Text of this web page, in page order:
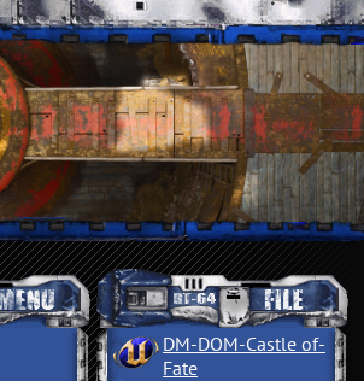
DM-DOM-Castle of­
Fate